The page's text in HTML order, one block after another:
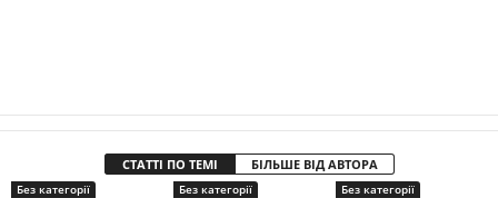
СТАТТІ ПО ТЕМІ БІЛЬШЕ ВІД АВТОРА
Без категорії Без категорії Без категорії